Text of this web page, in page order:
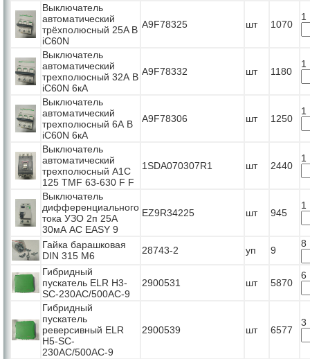
Выключатель
автоматический
трёхполюсный 25A B
iC60N
A9F78325 шт 1070
1
Выключатель
автоматический
трехполюсный 32А B
iC60N 6кА
A9F78332 шт 1180
1
Выключатель
автоматический
трехполюсный 6А B
iC60N 6кА
A9F78306 шт 1250
1
Выключатель
автоматический
трехполюсный А1С
125 TMF 63-630 F F
1SDA070307R1 шт 2440
1
Выключатель
дифференциального
тока УЗО 2п 25А
30мА АС EASY 9
EZ9R34225 шт 945
1
Гайка барашковая
DIN 315 M6
28743-2 уп 9
8
Гибридный
пускатель ELR H3-
SC-230AC/500AC-9
2900531 шт 5870
6
Гибридный
пускатель
реверсивный ELR
H5-SC-
230AC/500AC-9
2900539 шт 6577
3